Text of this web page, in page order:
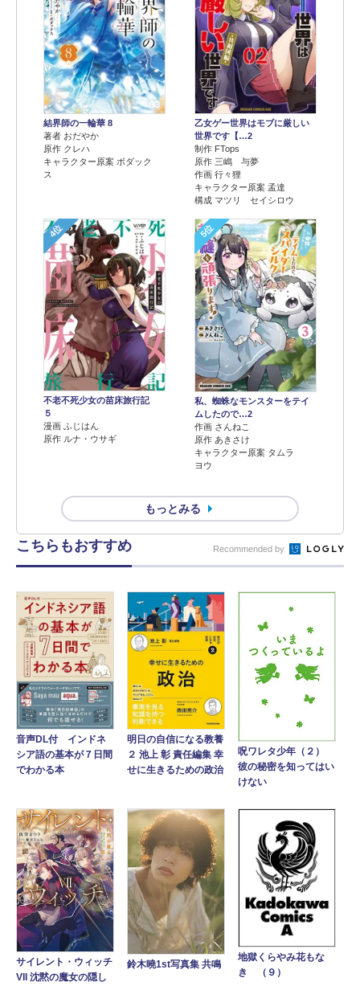
結界師の一輪華 8
著者 おだやか
原作 クレハ
キャラクター原案 ボダック
ス
乙女ゲー世界はモブに厳しい
世界です【…2
制作 FTops
原作 三嶋 与夢
作画 行々狸
キャラクター原案 孟達
構成 マツリ セイシロウ
4位
不老不死少女の苗床旅行記
５
漫画 ふじはん
原作 ルナ・ウサギ
5位
私、蜘蛛なモンスターをテイ
ムしたので…2
作画 さんねこ
原作 あきさけ
キャラクター原案 タムラ
ヨウ
もっとみる
こちらもおすすめ Recommended by
音声DL付 インドネ
シア語の基本が７日間
でわかる本
明日の自信になる教養
２ 池上 彰 責任編集 幸
せに生きるための政治
呪ワレタ少年（２）
彼の秘密を知ってはい
けない
サイレント・ウィッチ
VII 沈黙の魔女の隠し
鈴木曉1st写真集 共鳴
地獄くらやみ花もな
き （９）